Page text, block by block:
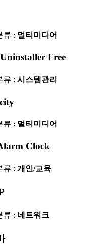
류 : 멀티미디어
Free
류 : 시스템관리
류 : 멀티미디어
Clock
류 : 개인/교육
류 : 네트워크